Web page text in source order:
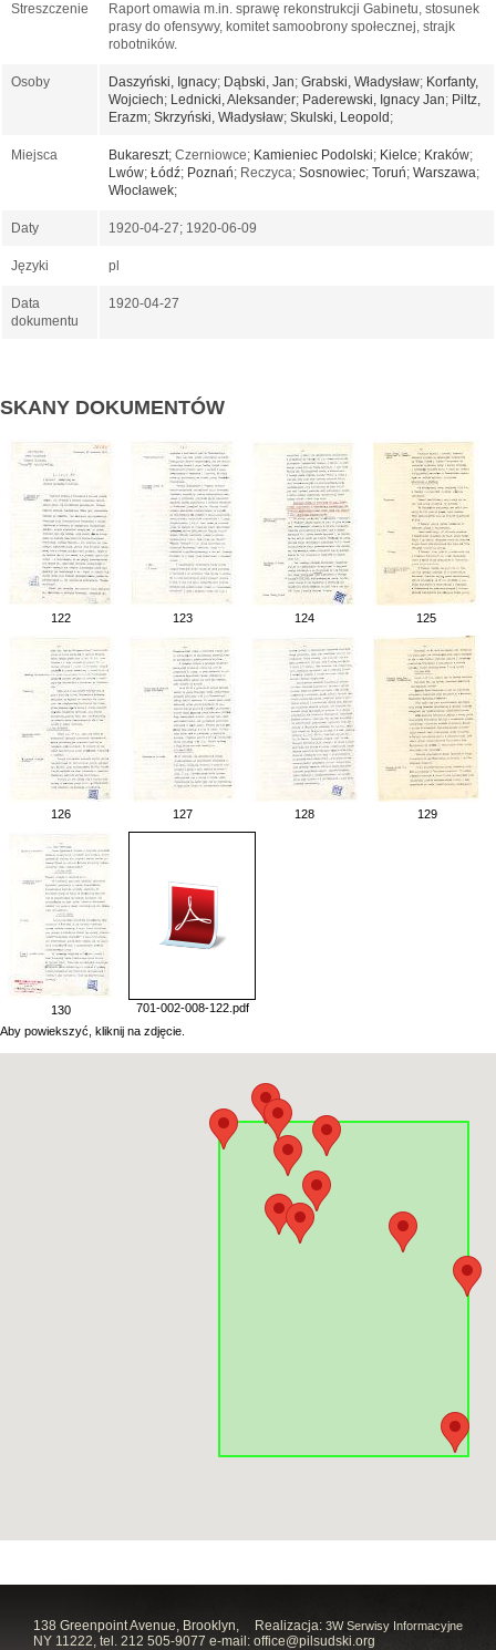
Streszczenie
Raport omawia m.in. sprawę rekonstrukcji Gabinetu, stosunek
prasy do ofensywy, komitet samoobrony społecznej, strajk
robotników.
Osoby Daszyński, Ignacy; Dąbski, Jan; Grabski, Władysław; Korfanty,
Wojciech; Lednicki, Aleksander; Paderewski, Ignacy Jan; Piltz,
Erazm; Skrzyński, Władysław; Skulski, Leopold ;
Miejsca Bukareszt; Czerniowce; Kamieniec Podolski; Kielce; Kraków;
Lwów; Łódź; Poznań; Reczyca; Sosnowiec; Toruń; Warszawa;
Włocławek;
Daty 1920-04-27; 1920-06-09
Języki pl
Data
dokumentu
1920-04-27
SKANY DOKUMENTÓW
122 123 124 125
126 127 128 129
130
701-002-008-122.pdf
Aby powiekszyć, kliknij na zdjęcie.
Realizacja: 3W Serwisy Informacyjne
138 Greenpoint Avenue, Brooklyn,
NY 11222, tel. 212 505-9077 e-mail: office@pilsudski.org